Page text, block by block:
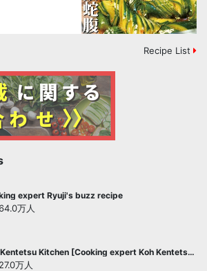
Recipe List
expert Ryuji's buzz recipe
万人
Kitchen [Cooking expert Koh Kentetsu
channel]
万人